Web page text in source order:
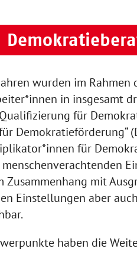
wurden im Rahmen
in insgesamt
für
Demokratieförderung“
für
Zusammenhang mit
Einstellungen aber
haben die